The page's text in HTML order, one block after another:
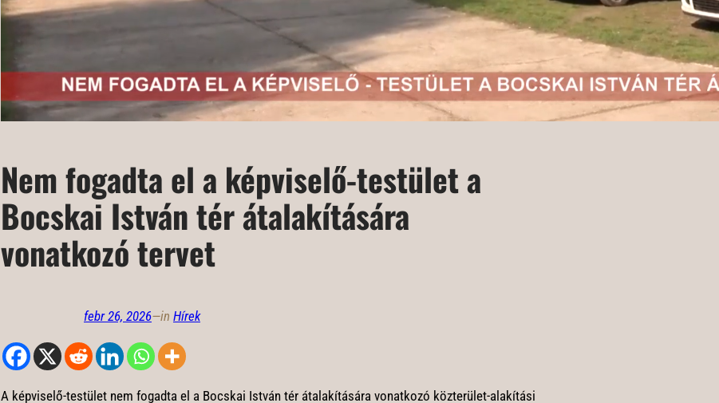
Nem fogadta el a képviselő-testület a
Bocskai István tér átalakítására
vonatkozó tervet
febr 26, 2026—in Hírek
A képviselő-testület nem fogadta el a Bocskai István tér átalakítására vonatkozó közterület-alakítási